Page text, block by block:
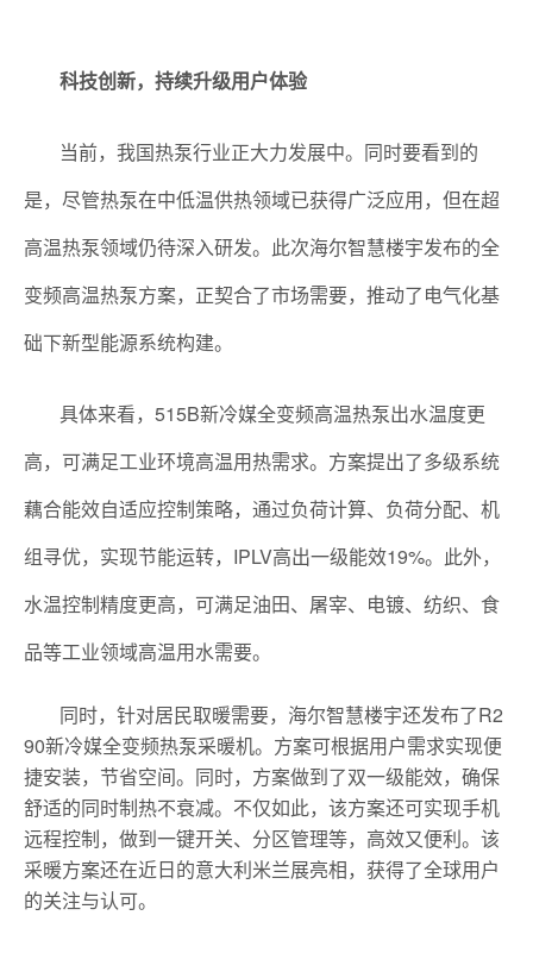
科技创新，持续升级用户体验
当前，我国热泵行业正大力发展中。同时要看到的
是，尽管热泵在中低温供热领域已获得广泛应用，但在超
高温热泵领域仍待深入研发。此次海尔智慧楼宇发布的全
变频高温热泵方案，正契合了市场需要，推动了电气化基
础下新型能源系统构建。
具体来看，515B新冷媒全变频高温热泵出水温度更
高，可满足工业环境高温用热需求。方案提出了多级系统
藕合能效自适应控制策略，通过负荷计算、负荷分配、机
组寻优，实现节能运转，IPLV高出一级能效19%。此外，
水温控制精度更高，可满足油田、屠宰、电镀、纺织、食
品等工业领域高温用水需要。
同时，针对居民取暖需要，海尔智慧楼宇还发布了R2
90新冷媒全变频热泵采暖机。方案可根据用户需求实现便
捷安装，节省空间。同时，方案做到了双一级能效，确保
舒适的同时制热不衰减。不仅如此，该方案还可实现手机
远程控制，做到一键开关、分区管理等，高效又便利。该
采暖方案还在近日的意大利米兰展亮相，获得了全球用户
的关注与认可。